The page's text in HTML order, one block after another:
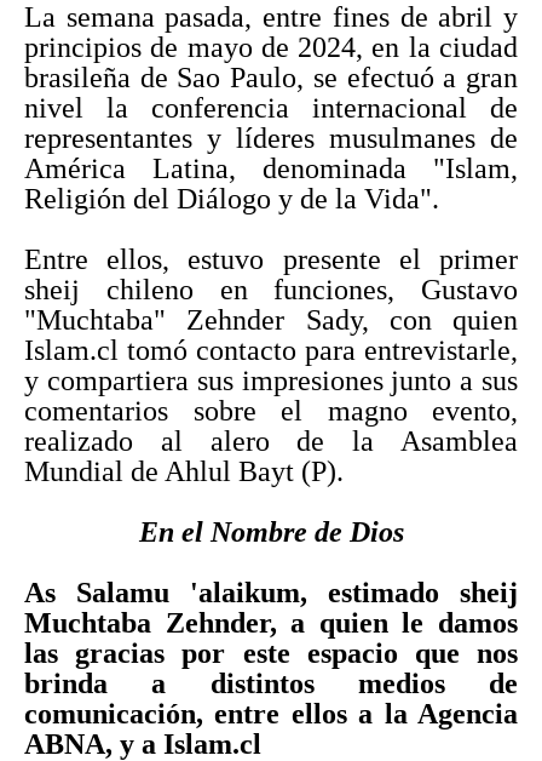
La semana pasada, entre fines de abril y
principios de mayo de 2024, en la ciudad
brasileña de Sao Paulo, se efectuó a gran
nivel la conferencia internacional de
representantes y líderes musulmanes de
América Latina, denominada "Islam,
Religión del Diálogo y de la Vida".
Entre ellos, estuvo presente el primer
sheij chileno en funciones, Gustavo
"Muchtaba" Zehnder Sady, con quien
Islam.cl tomó contacto para entrevistarle,
y compartiera sus impresiones junto a sus
comentarios sobre el magno evento,
realizado al alero de la Asamblea
Mundial de Ahlul Bayt (P).
En el Nombre de Dios
As Salamu 'alaikum, estimado sheij
Muchtaba Zehnder, a quien le damos
las gracias por este espacio que nos
brinda a distintos medios de
comunicación, entre ellos a la Agencia
ABNA, y a Islam.cl